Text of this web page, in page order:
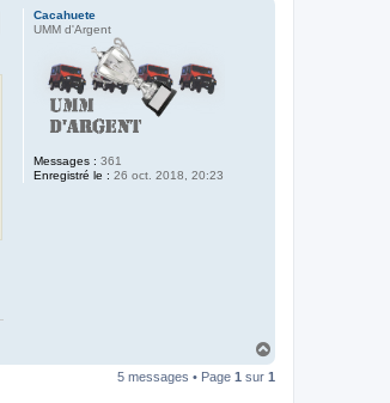
Cacahuete
UMM d'Argent
Messages : 361
Enregistré le : 26 oct. 2018, 20:23
u
5 messages • Page 1 sur 1